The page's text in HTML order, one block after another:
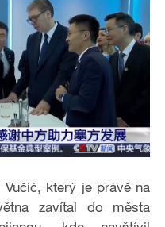
který je právě na
zavítal do města